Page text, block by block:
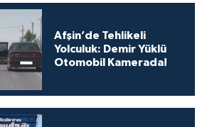
Afşin’de Tehlikeli
Yolculuk: Demir Yüklü
Otomobil Kamerada!